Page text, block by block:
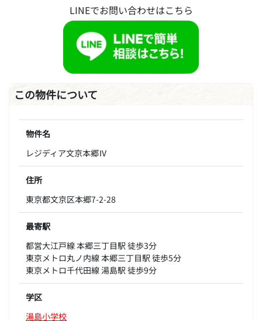
LINEでお問い合わせはこちら
この物件について
物件名
レジディア文京本郷Ⅳ
住所
東京都文京区本郷7-2-28
最寄駅
都営大江戸線 本郷三丁目駅 徒歩3分
東京メトロ丸ノ内線 本郷三丁目駅 徒歩5分
東京メトロ千代田線 湯島駅 徒歩9分
学区
湯島小学校